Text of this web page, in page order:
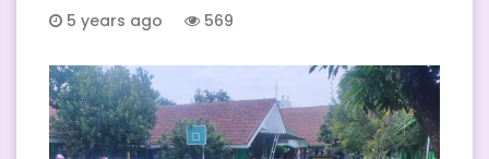
5 years ago 569